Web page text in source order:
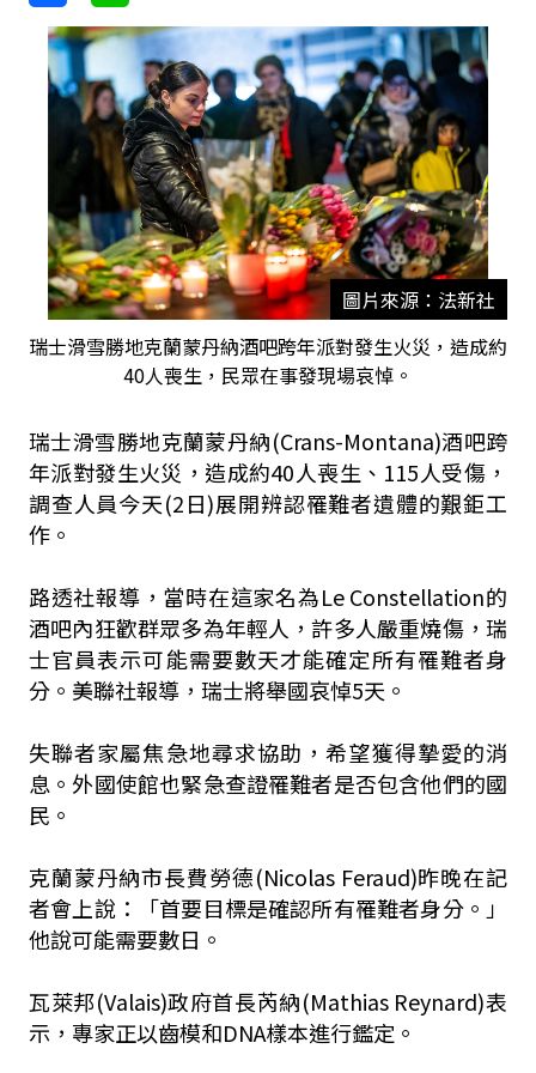
圖片來源：法新社
瑞士滑雪勝地克蘭蒙丹納酒吧跨年派對發生火災，造成約
40人喪生，民眾在事發現場哀悼。
瑞士滑雪勝地克蘭蒙丹納(Crans-Montana)酒吧跨
年派對發生火災，造成約40人喪生、115人受傷，
調查人員今天(2日)展開辨認罹難者遺體的艱鉅工
作。
路透社報導，當時在這家名為Le Constellation的
酒吧內狂歡群眾多為年輕人，許多人嚴重燒傷，瑞
士官員表示可能需要數天才能確定所有罹難者身
分。美聯社報導，瑞士將舉國哀悼5天。
失聯者家屬焦急地尋求協助，希望獲得摯愛的消
息。外國使館也緊急查證罹難者是否包含他們的國
民。
克蘭蒙丹納市長費勞德(Nicolas Feraud)昨晚在記
者會上說：「首要目標是確認所有罹難者身分。」
他說可能需要數日。
瓦萊邦(Valais)政府首長芮納(Mathias Reynard)表
示，專家正以齒模和DNA樣本進行鑑定。